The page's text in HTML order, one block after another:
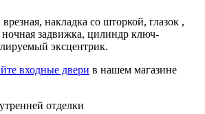
накладка со шторкой, глазок ,
ночная задвижка, цилиндр ключ-
эксцентрик.
входные двери в нашем магазине
отделки